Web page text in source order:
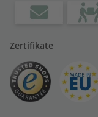
Zertifikate